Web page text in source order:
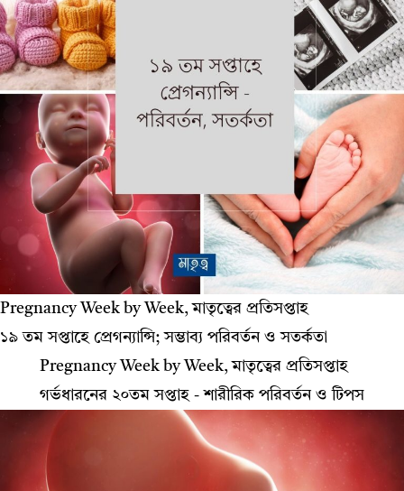
Pregnancy Week by Week, মাতৃত্বের প্রতিসপ্তাহ
১৯ তম সপ্তাহে প্রেগন্যান্সি; সম্ভাব্য পরিবর্তন ও সতর্কতা
Pregnancy Week by Week, মাতৃত্বের প্রতিসপ্তাহ
গর্ভধারনের ২০তম সপ্তাহ - শারীরিক পরিবর্তন ও টিপস